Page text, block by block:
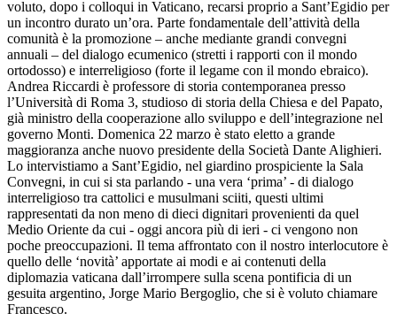
voluto, dopo i colloqui in Vaticano, recarsi proprio a Sant’Egidio per
un incontro durato un’ora. Parte fondamentale dell’attività della
comunità è la promozione – anche mediante grandi convegni
annuali – del dialogo ecumenico (stretti i rapporti con il mondo
ortodosso) e interreligioso (forte il legame con il mondo ebraico).
Andrea Riccardi è professore di storia contemporanea presso
l’Università di Roma 3, studioso di storia della Chiesa e del Papato,
già ministro della cooperazione allo sviluppo e dell’integrazione nel
governo Monti. Domenica 22 marzo è stato eletto a grande
maggioranza anche nuovo presidente della Società Dante Alighieri.
Lo intervistiamo a Sant’Egidio, nel giardino prospiciente la Sala
Convegni, in cui si sta parlando - una vera ‘prima’ - di dialogo
interreligioso tra cattolici e musulmani sciiti, questi ultimi
rappresentati da non meno di dieci dignitari provenienti da quel
Medio Oriente da cui - oggi ancora più di ieri - ci vengono non
poche preoccupazioni. Il tema affrontato con il nostro interlocutore è
quello delle ‘novità’ apportate ai modi e ai contenuti della
diplomazia vaticana dall’irrompere sulla scena pontificia di un
gesuita argentino, Jorge Mario Bergoglio, che si è voluto chiamare
Francesco.